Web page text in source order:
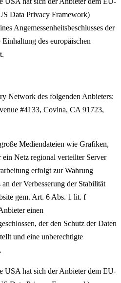
Data Privacy Framework)
Angemessenheitsbeschlusses der
des europäischen
Network des folgenden Anbieters:
#4133, Covina, CA 91723,
Mediendateien wie Grafiken,
ein Netz regional verteilter Server
erfolgt zur Wahrung
an der Verbesserung der Stabilität
gem. Art. 6 Abs. 1 lit. f
einen
der den Schutz der Daten
und eine unberechtigte
USA hat sich der Anbieter dem EU-